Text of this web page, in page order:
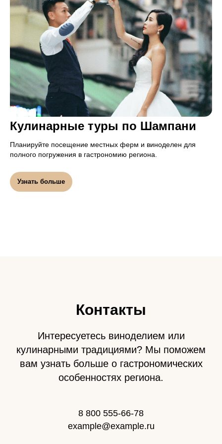
Кулинарные туры по Шампани
Планируйте посещение местных ферм и виноделен для
полного погружения в гастрономию региона.
Узнать больше
Контакты
Интересуетесь виноделием или
кулинарными традициями? Мы поможем
вам узнать больше о гастрономических
особенностях региона.
8 800 555-66-78
example@example.ru